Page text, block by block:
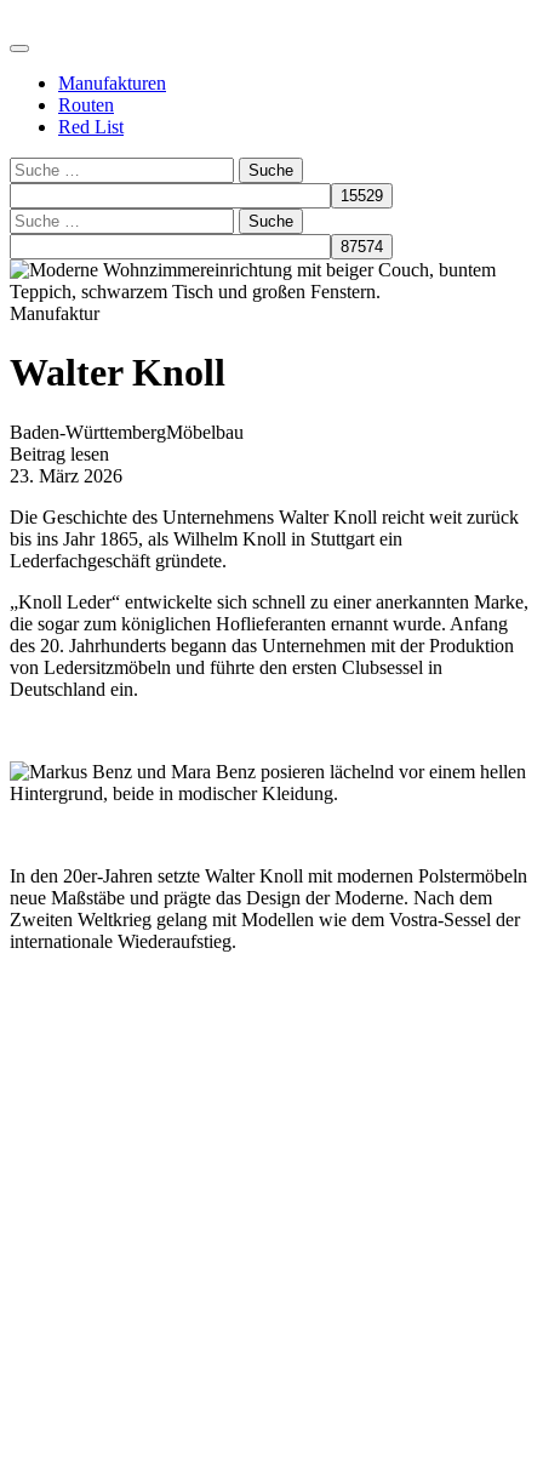
Manufakturen
Routen
Red List
Suche
Suche
Manufaktur
Walter Knoll
Baden-WürttembergMöbelbau
Beitrag lesen
23. März 2026
Die Geschichte des Unternehmens Walter Knoll reicht weit zurück
bis ins Jahr 1865, als Wilhelm Knoll in Stuttgart ein
Lederfachgeschäft gründete.
„Knoll Leder“ entwickelte sich schnell zu einer anerkannten Marke,
die sogar zum königlichen Hoflieferanten ernannt wurde. Anfang
des 20. Jahrhunderts begann das Unternehmen mit der Produktion
von Ledersitzmöbeln und führte den ersten Clubsessel in
Deutschland ein.
In den 20er-Jahren setzte Walter Knoll mit modernen Polstermöbeln
neue Maßstäbe und prägte das Design der Moderne. Nach dem
Zweiten Weltkrieg gelang mit Modellen wie dem Vostra-Sessel der
internationale Wiederaufstieg.